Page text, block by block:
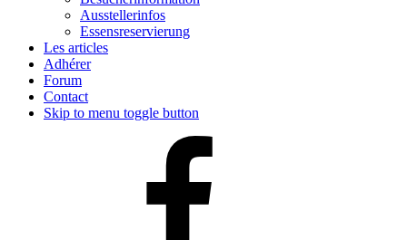
Ausstellerinfos
Essensreservierung
Les articles
Adhérer
Forum
Contact
Skip to menu toggle button